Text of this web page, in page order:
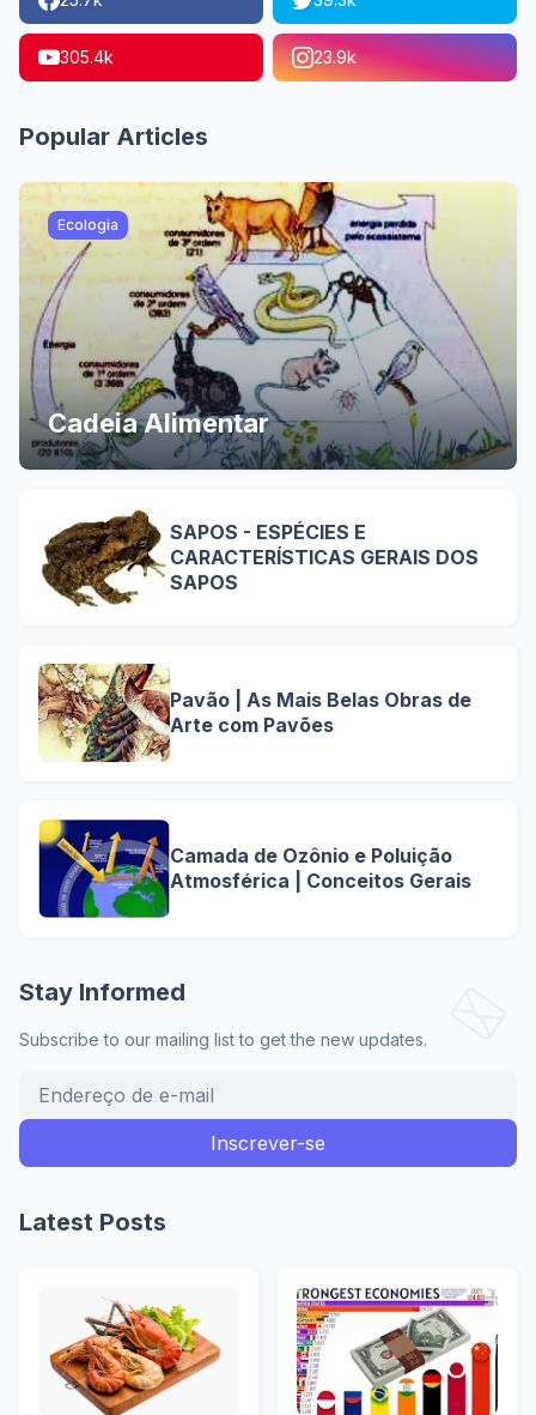
305.4k 23.9k
Popular Articles
Ecologia
Cadeia Alimentar
SAPOS - ESPÉCIES E
CARACTERÍSTICAS GERAIS DOS
SAPOS
Pavão | As Mais Belas Obras de
Arte com Pavões
Camada de Ozônio e Poluição
Atmosférica | Conceitos Gerais
Stay Informed
Subscribe to our mailing list to get the new updates.
Latest Posts